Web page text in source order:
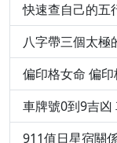
快速查自己的五
八字帶三個太極
偏印格女命 偏
車牌號0到9吉凶
911值日星宿關